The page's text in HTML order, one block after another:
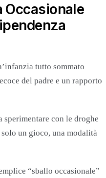
Occasionale
tutto sommato
del padre e un rapporto
con le droghe
un gioco, una modalità
“sballo occasionale”